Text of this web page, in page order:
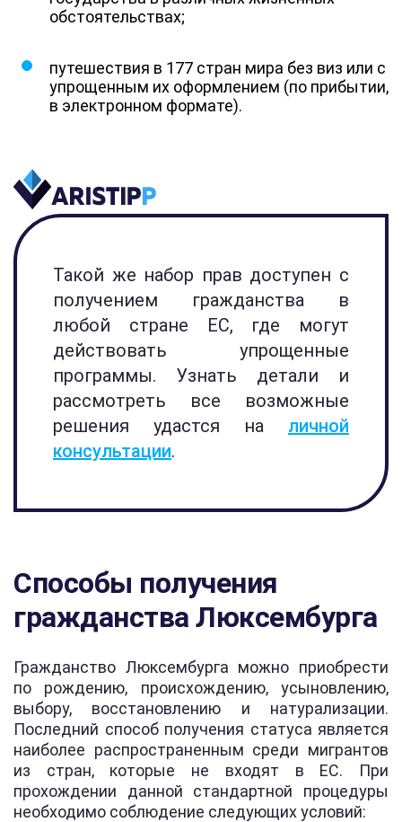
обстоятельствах;
путешествия в 177 стран мира без виз или с
упрощенным их оформлением (по прибытии,
в электронном формате).
Такой же набор прав доступен с
получением гражданства в
любой стране ЕС, где могут
действовать упрощенные
программы. Узнать детали и
рассмотреть все возможные
решения удастся на личной
консультации.
Способы получения
гражданства Люксембурга
Гражданство Люксембурга можно приобрести
по рождению, происхождению, усыновлению,
выбору, восстановлению и натурализации.
Последний способ получения статуса является
наиболее распространенным среди мигрантов
из стран, которые не входят в ЕС. При
прохождении данной стандартной процедуры
необходимо соблюдение следующих условий: